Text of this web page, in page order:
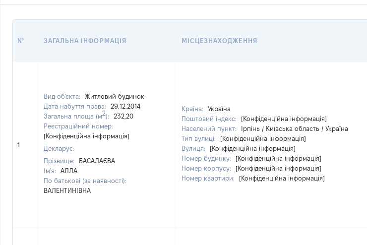
№ ЗАГАЛЬНА ІНФОРМАЦІЯ МІСЦЕЗНАХОДЖЕННЯ
1
Вид об'єкта:
Житловий будинок
Дата набуття права:
29.12.2014
Загальна площа (м2):
232,20
Реєстраційний номер:
[Конфіденційна інформація]
Декларує:
Прізвище:
БАСАЛАЄВА
Ім'я:
АЛЛА
По батькові (за наявності):
ВАЛЕНТИНІВНА
Країна:
Україна
Поштовий індекс:
[Конфіденційна інформація]
Населений пункт:
Ірпінь / Київська область / Україна
Тип вулиці:
[Конфіденційна інформація]
Вулиця:
[Конфіденційна інформація]
Номер будинку:
[Конфіденційна інформація]
Номер корпусу:
[Конфіденційна інформація]
Номер квартири:
[Конфіденційна інформація]